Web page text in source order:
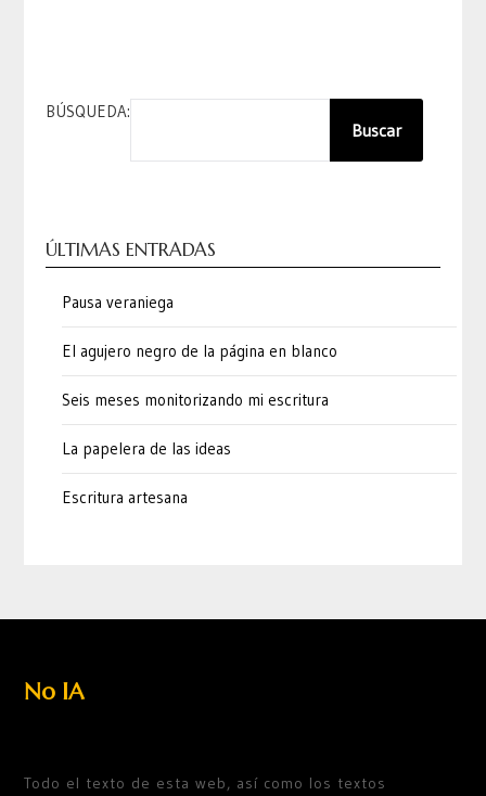
BÚSQUEDA:
Buscar
ÚLTIMAS ENTRADAS
Pausa veraniega
El agujero negro de la página en blanco
Seis meses monitorizando mi escritura
La papelera de las ideas
Escritura artesana
No IA
Todo el texto de esta web, así como los textos